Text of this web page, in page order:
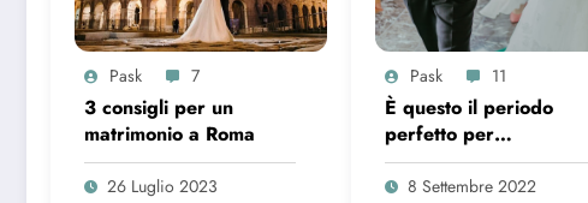
Pask 7
3 consigli per un
matrimonio a Roma
26 Luglio 2023
Pask 11
È questo il periodo
perfetto per
organizzare le proprie
nozze?
8 Settembre 2022